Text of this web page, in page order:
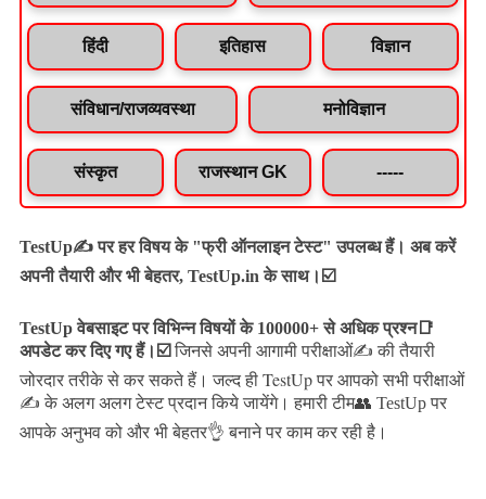
हिंदी इतिहास विज्ञान
संविधान/राजव्यवस्था मनोविज्ञान
संस्कृत राजस्थान GK -----
TestUp✍️ पर हर विषय के "फ्री ऑनलाइन टेस्ट" उपलब्ध हैं। अब करें
अपनी तैयारी और भी बेहतर, TestUp.in के साथ।☑️
TestUp वेबसाइट पर विभिन्न विषयों के 100000+ से अधिक प्रश्न📑
अपडेट कर दिए गए हैं। ☑️ जिनसे अपनी आगामी परीक्षाओं✍️ की तैयारी
जोरदार तरीके से कर सकते हैं।जल्द ही TestUp पर आपको सभी परीक्षाओं
✍️ के अलग अलग टेस्ट प्रदान किये जायेंगे। हमारी टीम👥 TestUp पर
आपके अनुभव को और भी बेहतर👌 बनाने पर काम कर रही है।